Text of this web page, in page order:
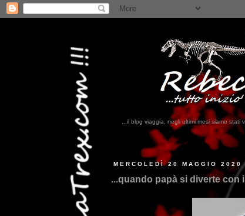
...il blog viaggia, negli ultimi mesi siamo
MERCOLEDÌ 20 MAGGIO 2020
...quando papà si diverte con